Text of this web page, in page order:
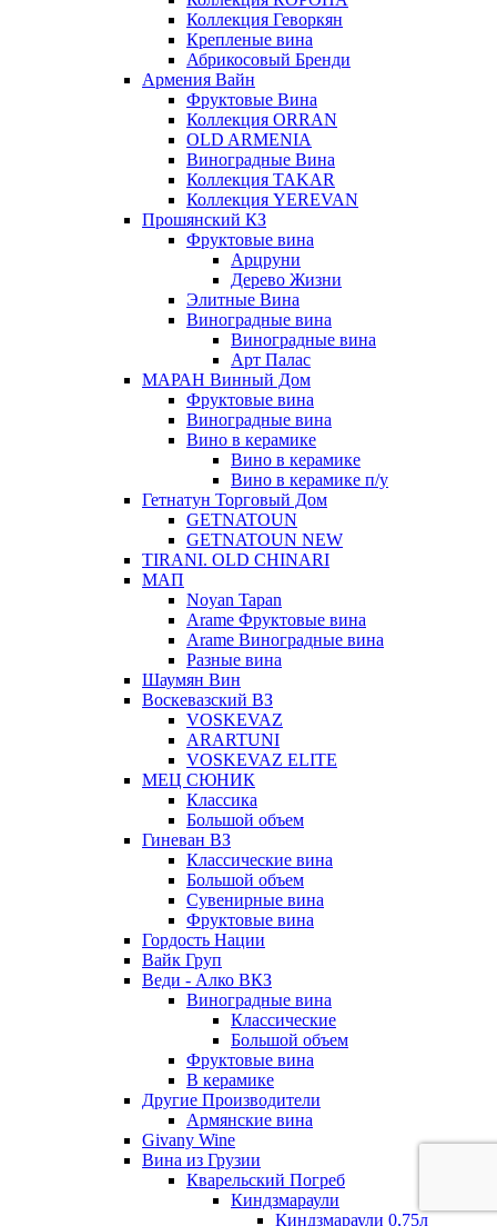
Коллекция Геворкян
Крепленые вина
Абрикосовый Бренди
Армения Вайн
Фруктовые Вина
Коллекция ORRAN
OLD ARMENIA
Виноградные Вина
Коллекция TAKAR
Коллекция YEREVAN
Прошянский КЗ
Фруктовые вина
Арцруни
Дерево Жизни
Элитные Вина
Виноградные вина
Виноградные вина
Арт Палас
МАРАН Винный Дом
Фруктовые вина
Виноградные вина
Вино в керамике
Вино в керамике
Вино в керамике п/у
Гетнатун Торговый Дом
GETNATOUN
GETNATOUN NEW
TIRANI. OLD CHINARI
МАП
Noyan Tapan
Arame Фруктовые вина
Arame Виноградные вина
Разные вина
Шаумян Вин
Воскевазский ВЗ
VOSKEVAZ
ARARTUNI
VOSKEVAZ ELITE
МЕЦ СЮНИК
Классика
Большой объем
Гиневан ВЗ
Классические вина
Большой объем
Сувенирные вина
Фруктовые вина
Гордость Нации
Вайк Груп
Веди - Алко ВКЗ
Виноградные вина
Классические
Большой объем
Фруктовые вина
В керамике
Другие Производители
Армянские вина
Givany Wine
Вина из Грузии
Кварельский Погреб
Киндзмараули
Киндзмараули 0,75л